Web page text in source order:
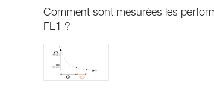
Comment sont mesurées les
FL1 ?